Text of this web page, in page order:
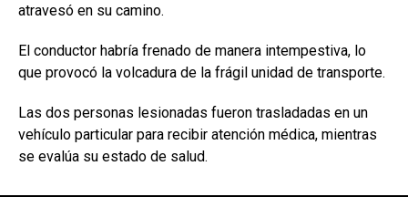
atravesó en su camino.
El conductor habría frenado de manera intempestiva, lo
que provocó la volcadura de la frágil unidad de transporte.
Las dos personas lesionadas fueron trasladadas en un
vehículo particular para recibir atención médica, mientras
se evalúa su estado de salud.